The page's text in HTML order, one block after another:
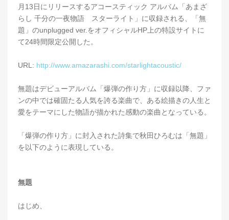
月13日にリリースするアコースティック アルバム「あまざ
らし 千分の一夜物語 スターライト」に収録される、「無
題」のunplugged ver.をオフィシャルHP上の特設サイトに
て24時間限定公開した。
URL: http://www.amazarashi.com/starlightacoustic/
無題はデビューアルバム「爆弾の作り方」に収録以降、ファ
ンの中では確固たる人気を誇る楽曲で、ある絵描きの人生と
愛をテーマにした物語が描かれた感動の楽曲となっている。
「爆弾の作り方」に封入された詩集で秋田ひろむは「無題」
を以下のように表現している。
無題
はじめ、